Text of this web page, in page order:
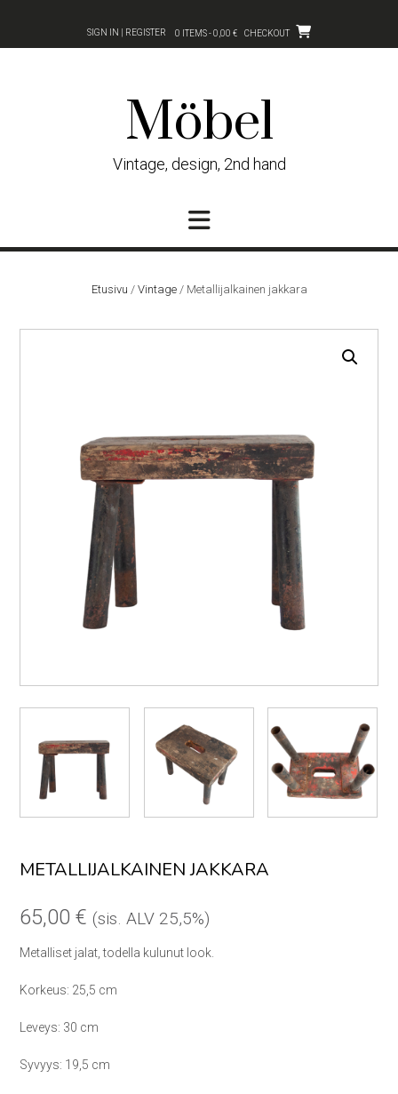
content
SIGN IN | REGISTER 0 ITEMS - 0,00 € CHECKOUT
Möbel
Vintage, design, 2nd hand
Etusivu / Vintage/ Metallijalkainen jakkara
METALLIJALKAINEN JAKKARA
65,00 € (sis. ALV 25,5%)
Metalliset jalat, todella kulunut look.
Korkeus: 25,5 cm
Leveys: 30 cm
Syvyys: 19,5 cm